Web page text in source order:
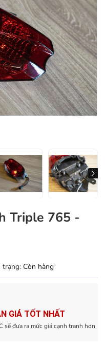
Triple 765 -
trạng: Còn hàng
GIÁ TỐT NHẤT
sẽ đưa ra mức giá cạnh tranh hơn